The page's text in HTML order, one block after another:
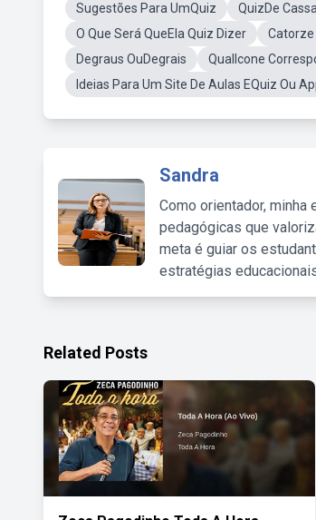
Sugestões Para UmQuiz
QuizDe
O Que Será QueEla Quiz Dizer
Degraus OuDegrais
QualIcone
Ideias Para Um Site De Aulas EQuiz Ou
Sandra
Como orientador,
pedagógicas que
meta é guiar os
estratégias
Related Posts